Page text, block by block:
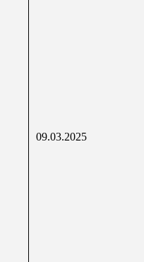
09.03.2025